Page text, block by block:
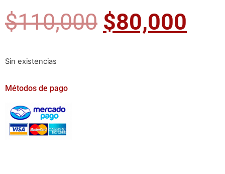
$110,000 $80,000
Sin existencias
Métodos de pago